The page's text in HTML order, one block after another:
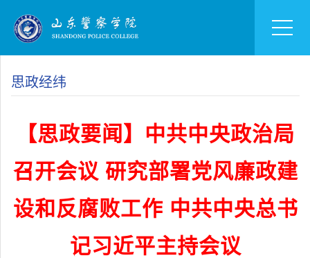
思政经纬
【思政要闻】中共中央政治局
召开会议 研究部署党风廉政建
设和反腐败工作 中共中央总书
记习近平主持会议